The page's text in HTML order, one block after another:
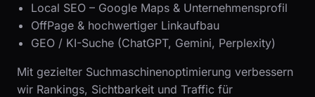
Local SEO – Google Maps & Unternehmensprofil
OffPage & hochwertiger Linkaufbau
GEO / KI-Suche (ChatGPT, Gemini, Perplexity)
Mit gezielter Suchmaschinenoptimierung verbessern
wir Rankings, Sichtbarkeit und Traffic für